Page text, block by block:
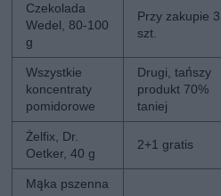
Czekolada
Wedel, 80-100
g
Przy zakupie 3
szt.
Wszystkie
koncentraty
pomidorowe
Drugi, tańszy
produkt 70%
taniej
Żelfix, Dr.
Oetker, 40 g
2+1 gratis
Mąka pszenna